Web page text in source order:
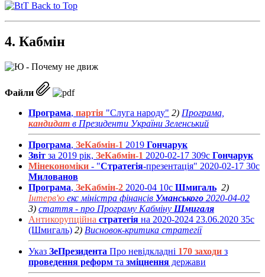
Back to Top
4. Кабмін
Файли
Програма, партія "Слуга народу" 2) Програма,
кандидат в Президенти України Зеленський
Програма, ЗеКабмін-1 2019 Гончарук
Звіт за 2019 рік, ЗеКабмін-1 2020-02-17 309с Гончарук
Мінекономіки - "Стратегія-презентація" 2020-02-17 30с
Милованов
Програма, ЗеКабмін-2 2020-04 10с Шмигаль 2)
Інтерв'ю екс міністра фінансів Уманського 2020-04-02
3) стаття - про Програму Кабміну Шмигаля
Антикорупційна стратегія на 2020-2024 23.06.2020 35с
(Шмигаль) 2) Висновок-критика стратегії
Указ ЗеПрезидента Про невідкладні 170 заходи з
проведення реформ та зміцнення держави